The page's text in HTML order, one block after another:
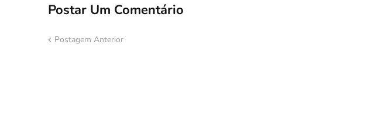
Postar Um Comentário
Postagem Anterior